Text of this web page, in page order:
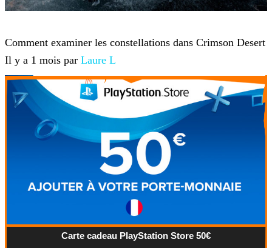
Comment examiner les constellations dans Crimson Desert
Il y a 1 mois par Laure L
Carte cadeau PlayStation Store 50€